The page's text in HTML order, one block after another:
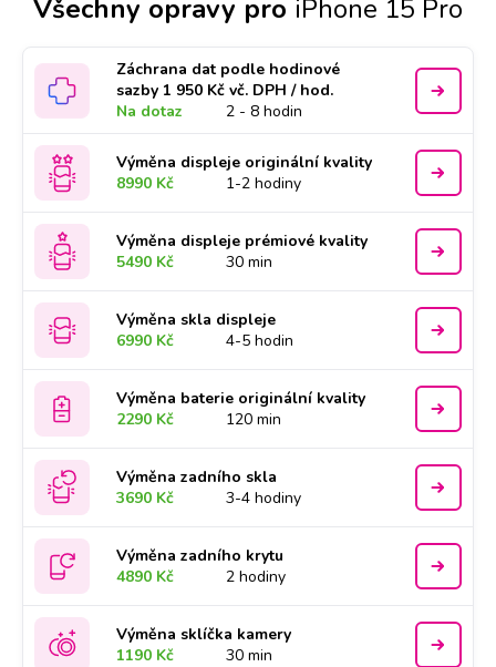
Všechny opravy pro iPhone 15 Pro
Záchrana dat podle hodinové
sazby 1 950 Kč vč. DPH / hod.
Na dotaz
2 - 8 hodin
Výměna displeje originální kvality
8990 Kč
1-2 hodiny
Výměna displeje prémiové kvality
5490 Kč
30 min
Výměna skla displeje
6990 Kč
4-5 hodin
Výměna baterie originální kvality
2290 Kč
120 min
Výměna zadního skla
3690 Kč
3-4 hodiny
Výměna zadního krytu
4890 Kč
2 hodiny
Výměna sklíčka kamery
1190 Kč
30 min